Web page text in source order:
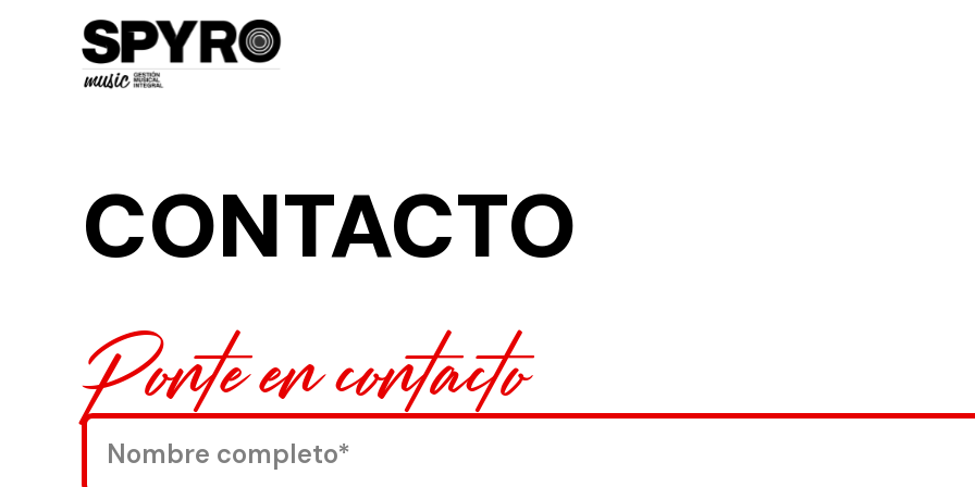
CONTACTO
Ponte en contacto